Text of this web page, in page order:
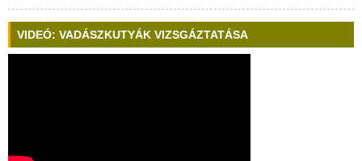
VIDEÓ: VADÁSZKUTYÁK VIZSGÁZTATÁSA